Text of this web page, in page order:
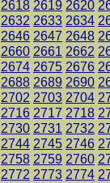
2618 2619 2620
2632 2633 2634
2646 2647 2648
2660 2661 2662
2674 2675 2676
2688 2689 2690
2702 2703 2704
2716 2717 2718
2730 2731 2732
2744 2745 2746
2758 2759 2760
2772 2773 2774